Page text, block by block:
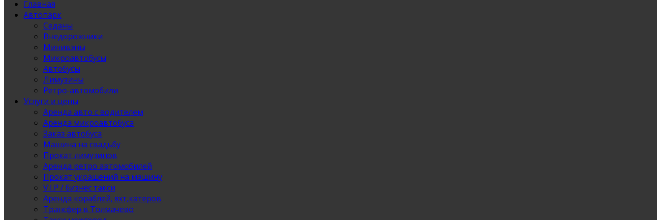
Главная
Автопарк
Седаны
Внедорожники
Минивэны
Микроавтобусы
Автобусы
Лимузины
Ретро-автомобили
Услуги и цены
Аренда авто с водителем
Аренда микроавтобуса
Заказ автобуса
Машина на свадьбу
Прокат лимузинов
Аренда ретро автомобилей
Прокат украшений на машину
V.I.P / бизнес такси
Аренда кораблей, яхт,катеров
Трансфер в Толмачево